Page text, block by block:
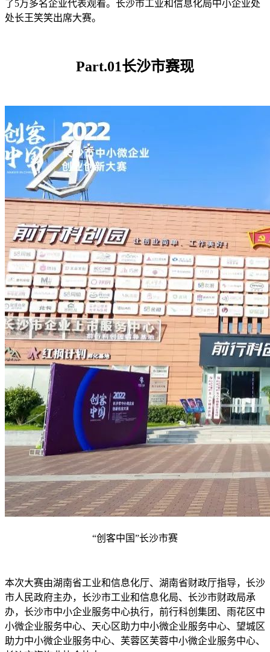
了5万多名企业代表观看。长沙市工业和信息化局中小企业处
处长王笑笑出席大赛。
Part.01长沙市赛现
“创客中国”长沙市赛
本次大赛由湖南省工业和信息化厅、湖南省财政厅指导，长沙
市人民政府主办，长沙市工业和信息化局、长沙市财政局承
办，长沙市中小企业服务中心执行，前行科创集团、雨花区中
小微企业服务中心、天心区助力中小微企业服务中心、望城区
助力中小微企业服务中心、芙蓉区芙蓉中小微企业服务中心、